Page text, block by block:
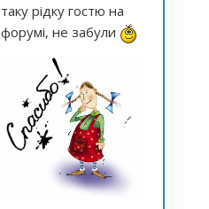
таку рідку гостю на
форумі, не забули